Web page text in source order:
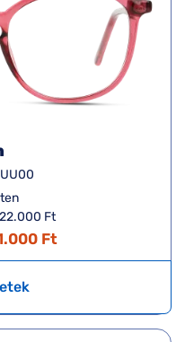
22.000 Ft
Ft